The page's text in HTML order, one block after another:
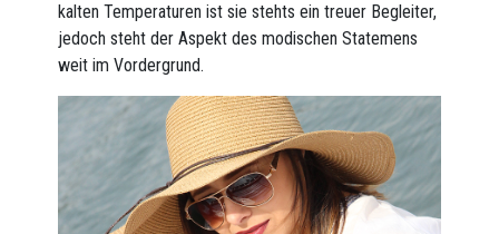
kalten Temperaturen ist sie stehts ein treuer Begleiter,
jedoch steht der Aspekt des modischen Statemens
weit im Vordergrund.